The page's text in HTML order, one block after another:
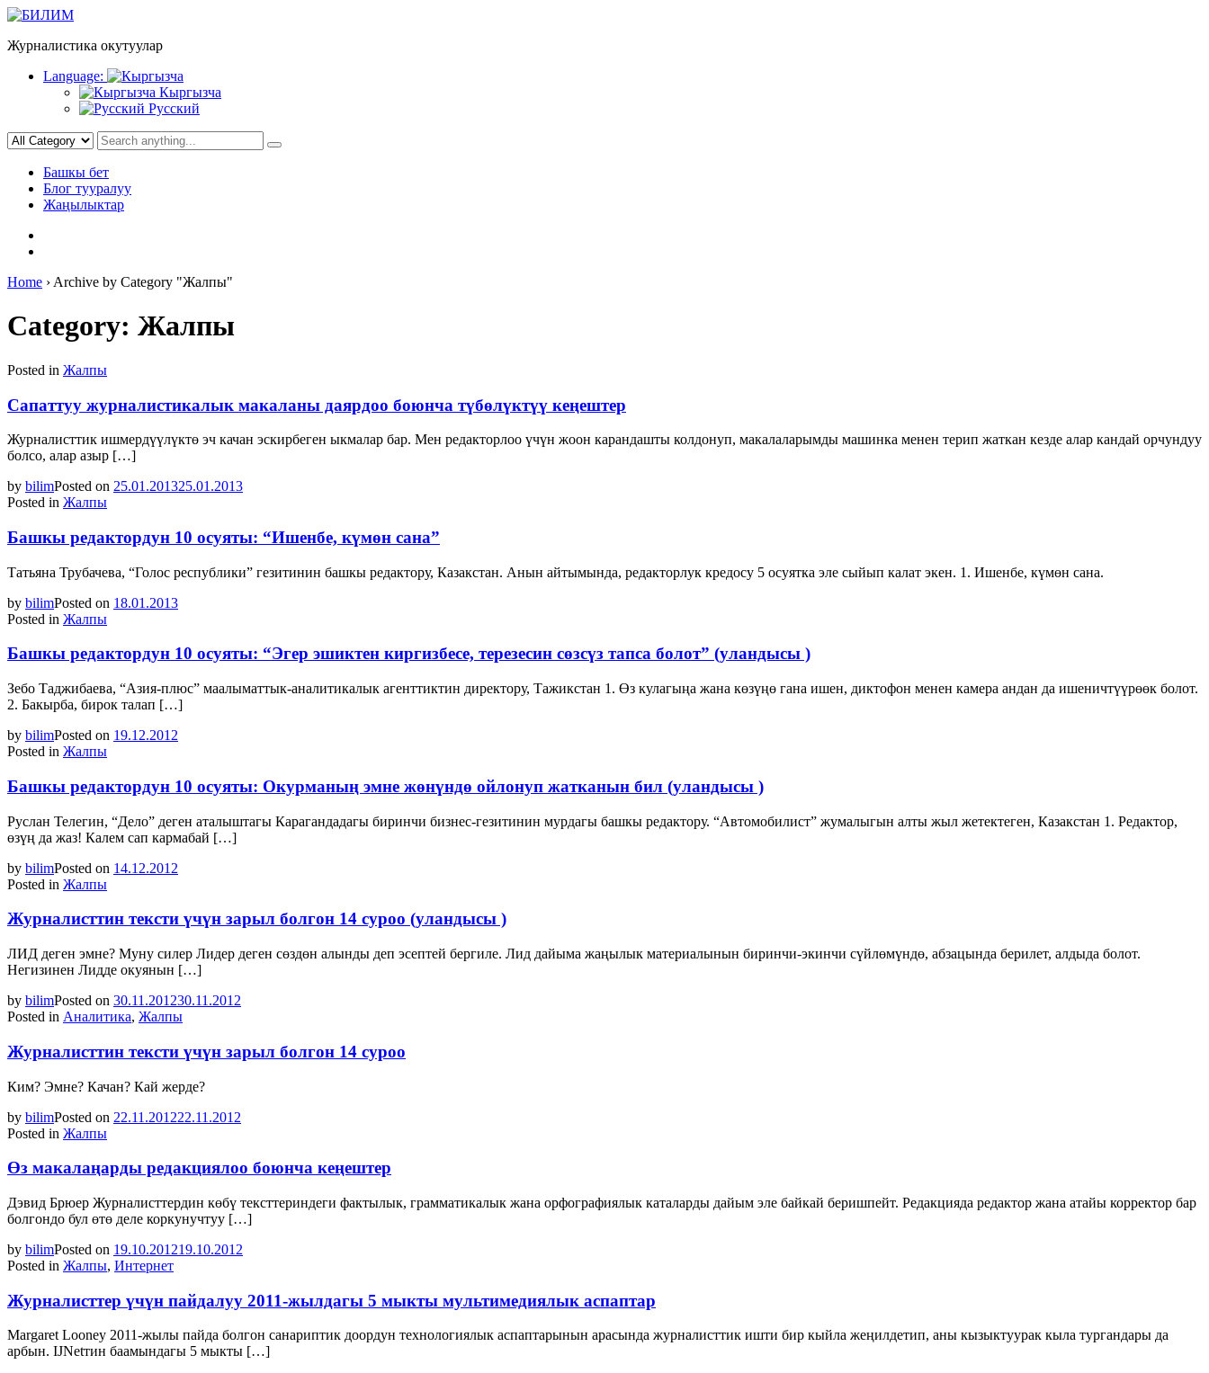
Skip
content
Журналистика окутуулар
Language:
Кыргызча
Русский
Башкы бет
Блог тууралуу
Жаңылыктар
Home › Archive by Category "Жалпы"
Category: Жалпы
Posted in Жалпы
Сапаттуу журналистикалык макаланы даярдоо боюнча түбөлүктүү кеңештер
Журналисттик ишмердүүлүктө эч качан эскирбеген ыкмалар бар. Мен редакторлоо үчүн жоон карандашты колдонуп, макалаларымды машинка менен терип жаткан кезде алар кандай орчундуу
болсо, алар азыр […]
by bilimPosted on 25.01.201325.01.2013
Posted in Жалпы
Башкы редактордун 10 осуяты: “Ишенбе, күмөн сана”
Татьяна Трубачева, “Голос республики” гезитинин башкы редактору, Казакстан. Анын айтымында, редакторлук кредосу 5 осуятка эле сыйып калат экен. 1. Ишенбе, күмөн сана.
by bilimPosted on 18.01.2013
Posted in Жалпы
Башкы редактордун 10 осуяты: “Эгер эшиктен киргизбесе, терезесин сөзсүз тапса болот” (уландысы )
Зебо Таджибаева, “Азия-плюс” маалыматтык-аналитикалык агенттиктин директору, Тажикстан 1. Өз кулагыңа жана көзүңө гана ишен, диктофон менен камера андан да ишеничтүүрөөк болот.
2. Бакырба, бирок талап […]
by bilimPosted on 19.12.2012
Posted in Жалпы
Башкы редактордун 10 осуяты: Окурманың эмне жөнүндө ойлонуп жатканын бил (уландысы )
Руслан Телегин, “Дело” деген аталыштагы Карагандадагы биринчи бизнес-гезитинин мурдагы башкы редактору. “Автомобилист” жумалыгын алты жыл жетектеген, Казакстан 1. Редактор,
өзүң да жаз! Калем сап кармабай […]
by bilimPosted on 14.12.2012
Posted in Жалпы
Журналисттин тексти үчүн зарыл болгон 14 суроо (уландысы )
ЛИД деген эмне? Муну силер Лидер деген сөздөн алынды деп эсептей бергиле. Лид дайыма жаңылык материалынын биринчи-экинчи сүйлөмүндө, абзацында берилет, алдыда болот.
Негизинен Лидде окуянын […]
by bilimPosted on 30.11.201230.11.2012
Posted in Аналитика, Жалпы
Журналисттин тексти үчүн зарыл болгон 14 суроо
Ким? Эмне? Качан? Кай жерде?
by bilimPosted on 22.11.201222.11.2012
Posted in Жалпы
Өз макалаңарды редакциялоо боюнча кеңештер
Дэвид Брюер Журналисттердин көбү тексттериндеги фактылык, грамматикалык жана орфографиялык каталарды дайым эле байкай беришпейт. Редакцияда редактор жана атайы корректор бар
болгондо бул өтө деле коркунучтуу […]
by bilimPosted on 19.10.201219.10.2012
Posted in Жалпы, Интернет
Журналисттер үчүн пайдалуу 2011-жылдагы 5 мыкты мультимедиялык аспаптар
Margaret Looney 2011-жылы пайда болгон санариптик доордун технологиялык аспаптарынын арасында журналисттик ишти бир кыйла жеңилдетип, аны кызыктуурак кыла тургандары да
арбын. IJNetтин баамындагы 5 мыкты […]